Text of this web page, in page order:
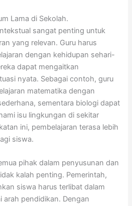
Lama di Sekolah.
sangat penting untuk
yang relevan. Guru harus
dengan kehidupan sehari-
dapat mengaitkan
nyata. Sebagai contoh, guru
matematika dengan
sementara biologi dapat
isu lingkungan di sekitar
ini, pembelajaran terasa lebih
siswa.
pihak dalam penyusunan dan
kalah penting. Pemerintah,
siswa harus terlibat dalam
arah pendidikan. Dengan